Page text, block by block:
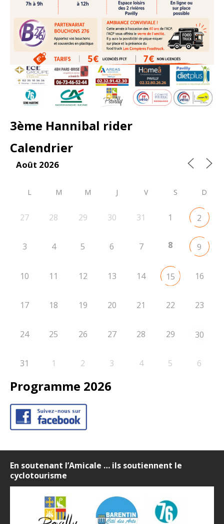
3ème Hannibal rider
Calendrier
Août 2026
L M M J V S D
27 28 29 30 31 1 2
3 4 5 6 7 8 9
10 11 12 13 14 15 16
17 18 19 20 21 22 23
24 25 26 27 28 29 30
31 1 2 3 4 5 6
Programme 2026
En soutenant l’Amicale … ils soutiennent le
cyclotourisme